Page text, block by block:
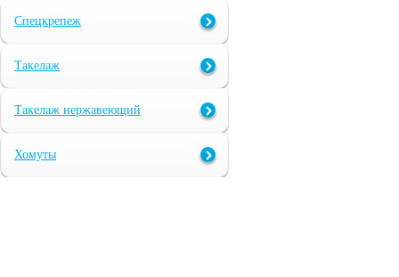
Спецкрепеж
Такелаж
Такелаж нержавеющий
Хомуты